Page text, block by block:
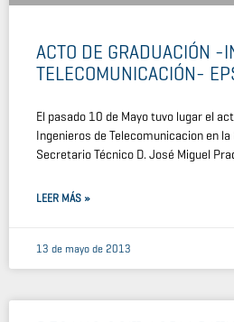
ACTO DE GRADUACIÓN -
TELECOMUNICACIÓN-
El pasado 10 de Mayo tuvo lugar el
Ingenieros de Telecomunicacion en
Secretario Técnico D. José Miguel
LEER MÁS »
13 de mayo de 2013